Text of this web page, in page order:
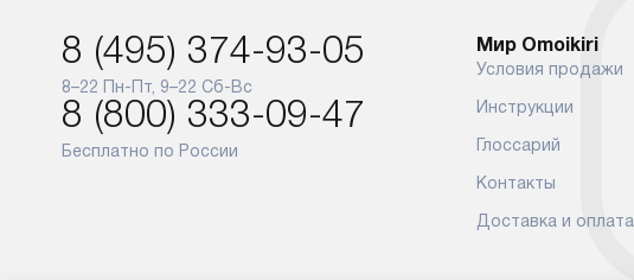
8 (495) 374-93-05
8–22 Пн-Пт, 9–22 Сб-Вс
8 (800) 333-09-47
Бесплатно по России
Мир Omoikiri
Условия продажи
Инструкции
Глоссарий
Контакты
Доставка и оплата